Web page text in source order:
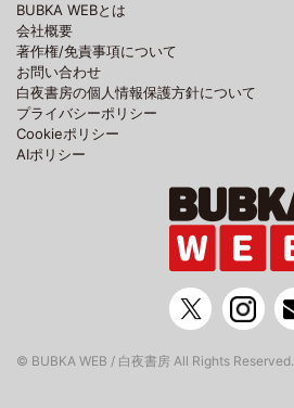
BUBKA WEBとは
会社概要
著作権/免責事項について
お問い合わせ
白夜書房の個人情報保護方針について
プライバシーポリシー
Cookieポリシー
AIポリシー
© BUBKA WEB / 白夜書房 All Rights Reserved.